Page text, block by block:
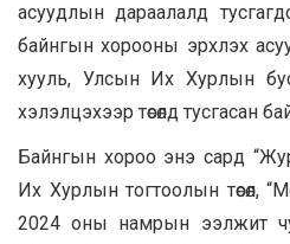
асуудлын дараалалд
байнгын хорооны эрхлэх
хууль, Улсын Их Хурлын
хэлэлцэхээр төсөлд тусгасан
Байнгын хороо энэ сард
Их Хурлын тогтоолын төсөл,
2024 оны намрын ээлжит